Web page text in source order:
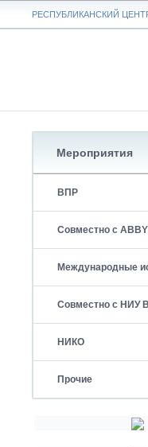
РЕСПУБЛИКАНСКИЙ
Мероприятия
ВПР
Совместно с
Международные
Совместно с НИУ
НИКО
Прочие